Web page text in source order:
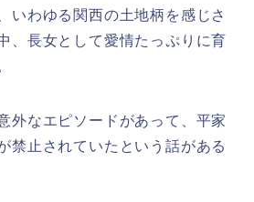
いわゆる関西の土地柄を感じさ
、長女として愛情たっぷりに育
外なエピソードがあって、平家
禁止されていたという話がある